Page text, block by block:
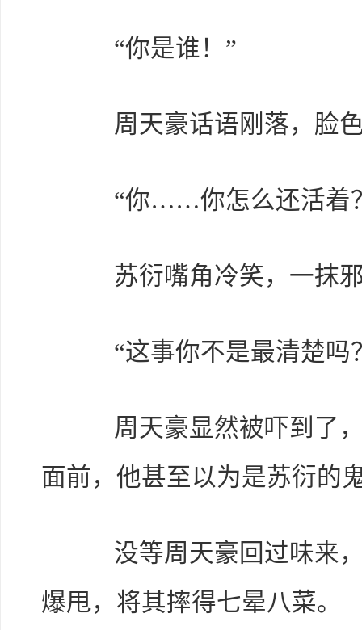
“你是谁！”
周天豪话语刚落，脸色
“你……你怎么还活着
苏衍嘴角冷笑，一抹邪
“这事你不是最清楚吗
周天豪显然被吓到了，
面前，他甚至以为是苏衍的
没等周天豪回过味来，
爆甩，将其摔得七晕八菜。